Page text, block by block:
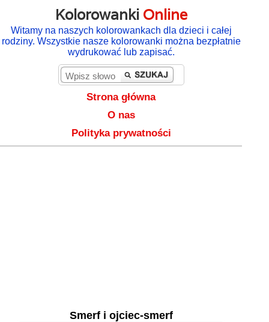
Kolorowanki Online
Witamy na naszych kolorowankach dla dzieci i całej
rodziny. Wszystkie nasze kolorowanki można bezpłatnie
wydrukować lub zapisać.
Strona główna
O nas
Polityka prywatności
Smerf i ojciec-smerf